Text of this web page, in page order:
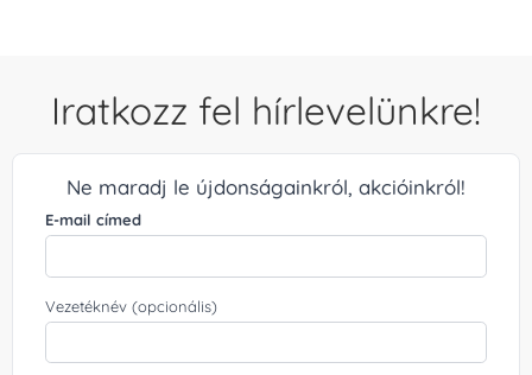
Iratkozz fel hírlevelünkre!
Ne maradj le újdonságainkról, akcióinkról!
E-mail címed
Vezetéknév (opcionális)